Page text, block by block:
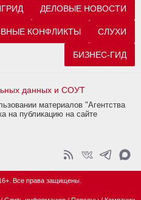
ДЕЛОВЫЕ НОВОСТИ
КОНФЛИКТЫ СЛУХИ
БИЗНЕС-ГИД
данных и СОУТ
материалов "Агентства
на публикацию на сайте
Все права защищены.